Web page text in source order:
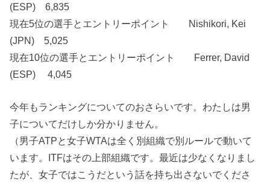
(ESP) 6,835
現在5位の選手とエントリーポイント Nishikori, Kei
(JPN) 5,025
現在10位の選手とエントリーポイント Ferrer, David
(ESP) 4,045
今年もランキングについてのおさらいです。わたしは男
子についてだけしか分かりません。
（男子ATPと女子WTAは全く別組織で別ルールで動いて
います。ITFはその上部組織です。最近は少なくなりまし
たが、女子ではこうだという話を持ち出さないでくださ